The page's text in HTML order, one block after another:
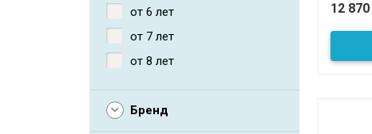
от 6 лет
от 7 лет
от 8 лет
Бренд
12 870